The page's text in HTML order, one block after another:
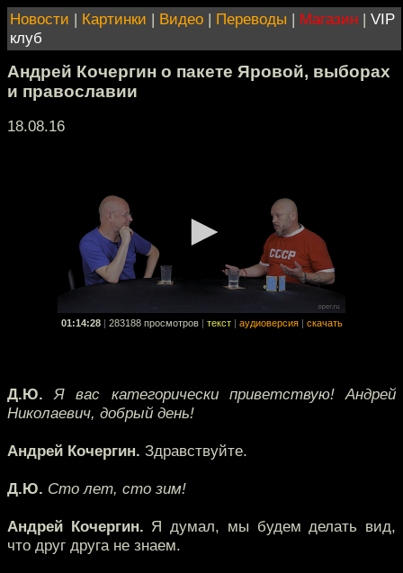
Новости | Картинки | Видео | Переводы | Магазин | VIP
клуб
Андрей Кочергин о пакете Яровой, выборах
и православии
18.08.16
01:14:28 283188 просмотров текст аудиоверсия скачать
Д.Ю. Я вас категорически приветствую! Андрей
Николаевич, добрый день!
Андрей Кочергин. Здравствуйте.
Д.Ю. Сто лет, сто зим!
Андрей Кочергин. Я думал, мы будем делать вид,
что друг друга не знаем.